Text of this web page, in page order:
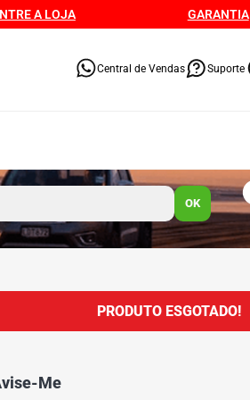
A LOJA GARANTIA
Central de Vendas Suporte
OK
PRODUTO ESGOTADO!
Me